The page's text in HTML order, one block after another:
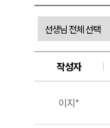
작성자
이지*